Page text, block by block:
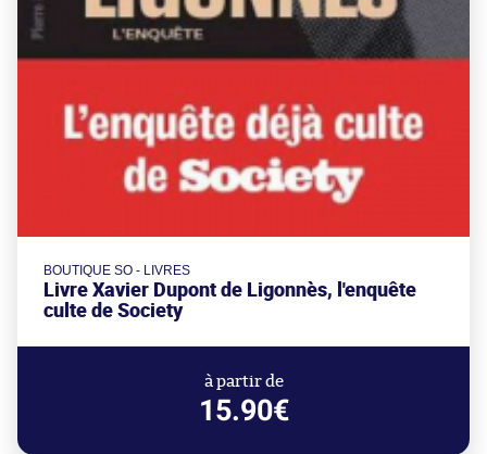
BOUTIQUE SO - LIVRES
Livre Xavier Dupont de Ligonnès, l'enquête
culte de Society
à partir de
15.90€